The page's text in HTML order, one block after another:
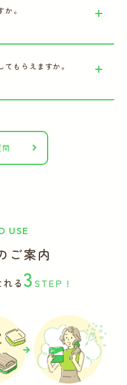
。
もらえますか。
USE
ご案内
る 3 STEP !